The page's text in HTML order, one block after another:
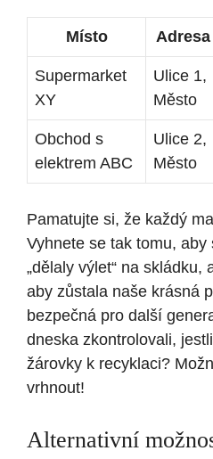
Místo Adresa
Supermarket
XY
Ulice 1,
Město
Obchod s
elektrem ABC
Ulice 2,
Město
Pamatujte si, že každý
Vyhnete se tak tomu,
„dělaly výlet“ na skládku,
aby zůstala naše krásná
bezpečná pro další
dneska zkontrolovali,
žárovky k recyklaci?
vrhnout!
Alternativní